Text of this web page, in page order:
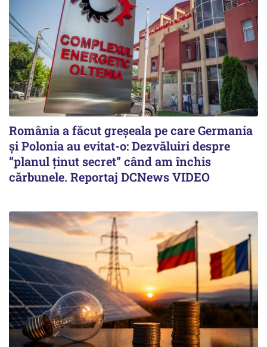
România a făcut greșeala pe care Germania
și Polonia au evitat-o: Dezvăluiri despre
”planul ținut secret” când am închis
cărbunele. Reportaj DCNews VIDEO